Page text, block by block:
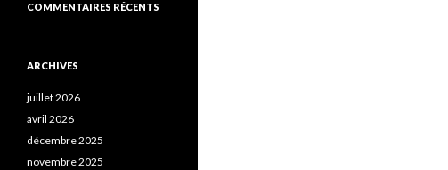
COMMENTAIRES RÉCENTS
ARCHIVES
juillet 2026
avril 2026
décembre 2025
novembre 2025